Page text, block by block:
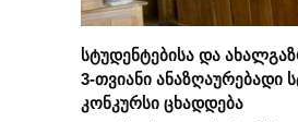
სტუდენტებისა და
3-თვიანი ანაზღაურებადი
კონკურსი ცხადდება